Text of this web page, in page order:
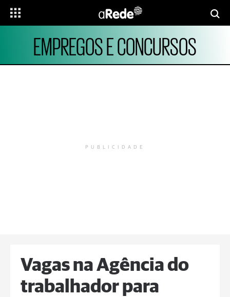
EMPREGOS E CONCURSOS
PUBLICIDADE
Vagas na Agência do
trabalhador para